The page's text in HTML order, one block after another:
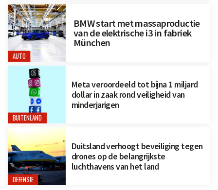
AUTO
BMW start met massaproductie
van de elektrische i3 in fabriek
München
BUITENLAND
Meta veroordeeld tot bijna 1 miljard
dollar in zaak rond veiligheid van
minderjarigen
DEFENSIE
Duitsland verhoogt beveiliging tegen
drones op de belangrijkste
luchthavens van het land